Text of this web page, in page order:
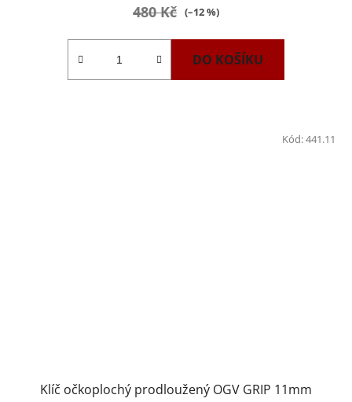
480 Kč (–12 %)
DO KOŠÍKU
Klíč očkoplochý prodloužený OGV GRIP 11mm
Kód:441.11